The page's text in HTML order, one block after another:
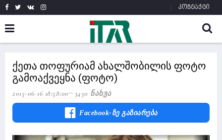
კონტაქტი
ქეთა თოფურიამ ახალშობილის ფოტო
გამოაქვეყნა (ფოტო)
2015-06-16 18:58:00 3450 Ნახვა
Facebook-Ზე Გაზიარება